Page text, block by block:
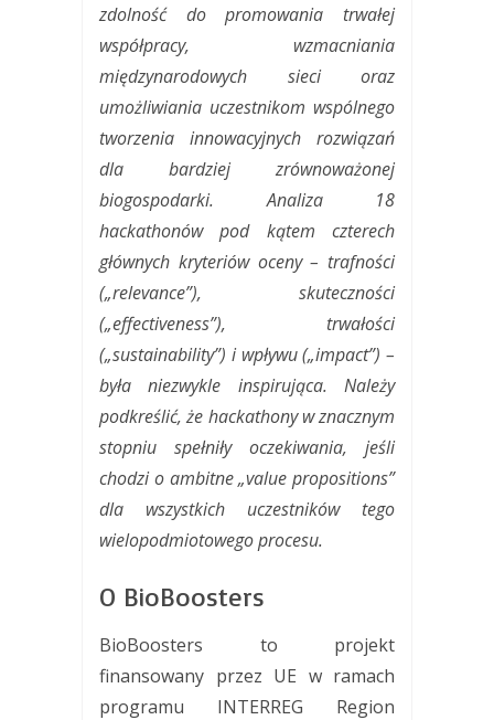
zdolność do promowania trwałej
współpracy, wzmacniania
międzynarodowych sieci oraz
umożliwiania uczestnikom wspólnego
tworzenia innowacyjnych rozwiązań
dla bardziej zrównoważonej
biogospodarki. Analiza 18
hackathonów pod kątem czterech
głównych kryteriów oceny – trafności
(„relevance”), skuteczności
(„effectiveness”), trwałości
(„sustainability”) i wpływu („impact”) –
była niezwykle inspirująca. Należy
podkreślić, że hackathony w znacznym
stopniu spełniły oczekiwania, jeśli
chodzi o ambitne „value propositions”
dla wszystkich uczestników tego
wielopodmiotowego procesu.
O BioBoosters
BioBoosters to projekt
finansowany przez UE w ramach
programu INTERREG Region